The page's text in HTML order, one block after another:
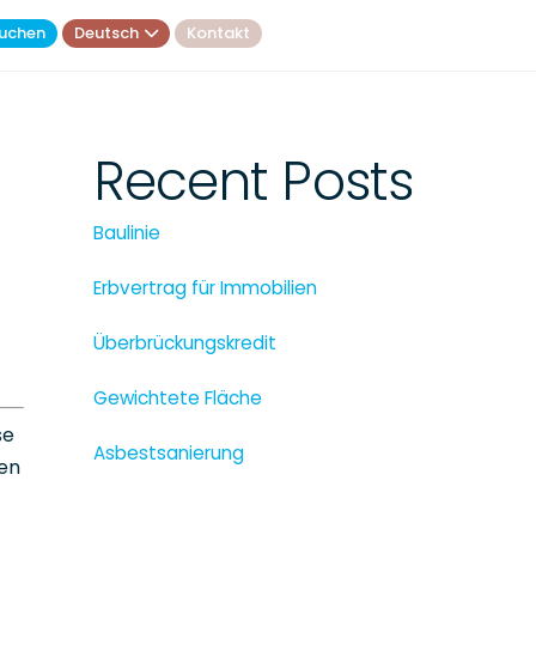
Deutsch Kontakt
Recent Posts
Baulinie
Erbvertrag für Immobilien
Überbrückungskredit
Gewichtete Fläche
Asbestsanierung